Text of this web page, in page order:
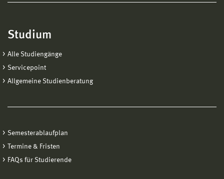
Studium
Alle Studiengänge
Servicepoint
Allgemeine Studienberatung
Semesterablaufplan
Termine & Fristen
FAQs für Studierende